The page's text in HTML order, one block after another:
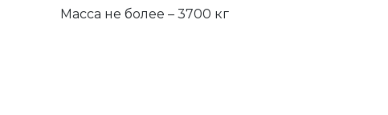
Масса не более – 3700 кг